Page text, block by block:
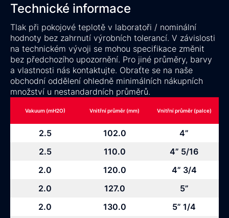
Technické informace
Tlak při pokojové teplotě v laboratoři / nominální
hodnoty bez zahrnutí výrobních tolerancí. V závislosti
na technickém vývoji se mohou specifikace změnit
bez předchozího upozornění. Pro jiné průměry, barvy
a vlastnosti nás kontaktujte. Obraťte se na naše
obchodní oddělení ohledně minimálních nákupních
množství u nestandardních průměrů.
Vakuum (mH2O) Vnitřní průměr (mm) Vnitřní průměr (palce)
2.5 102.0
4”
2.5
110.0
4” 5/16
2.0
120.0
4” 3/4
2.0
127.0
5”
2.0
130.0
5” 1/4